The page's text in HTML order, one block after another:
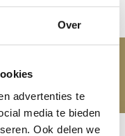
Over
advertenties te
media te bieden
Ook delen we